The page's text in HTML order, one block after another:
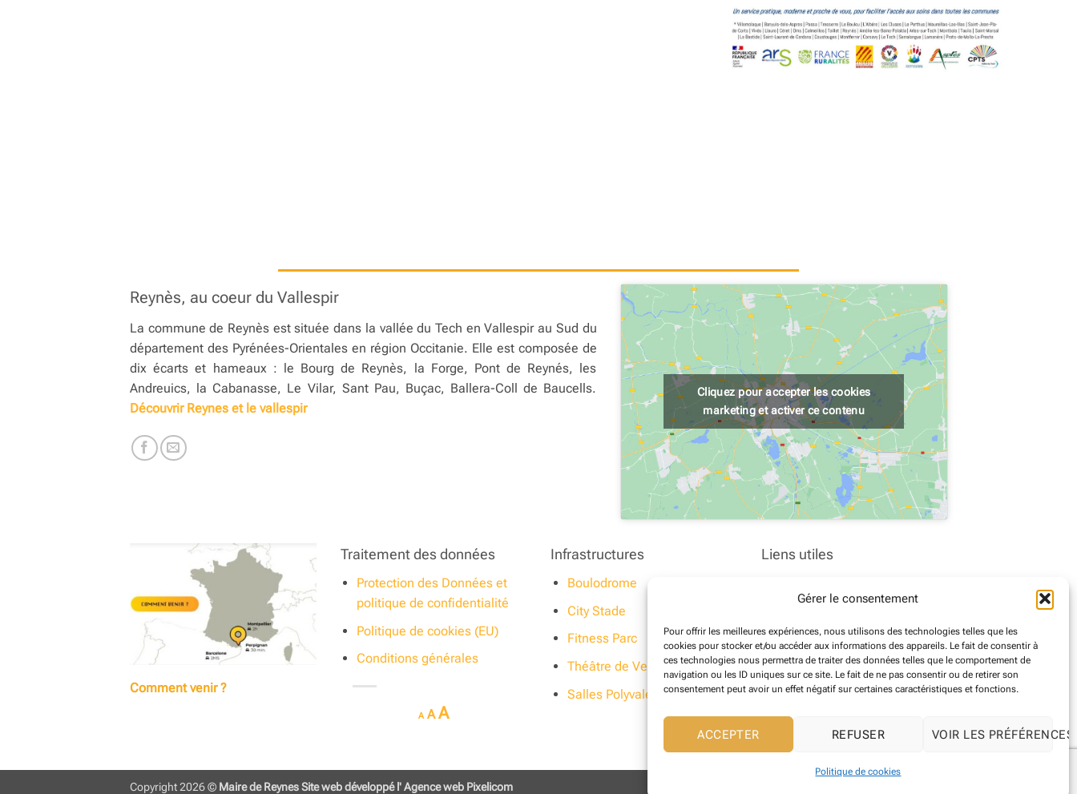
Gérer le consentement
Pour offrir les meilleures expériences, nous utilisons des technologies telles que les
cookies pour stocker et/ou accéder aux informations des appareils. Le fait de consentir à
ces technologies nous permettra de traiter des données telles que le comportement de
navigation ou les ID uniques sur ce site. Le fait de ne pas consentir ou de retirer son
consentement peut avoir un effet négatif sur certaines caractéristiques et fonctions.
ACCEPTER REFUSER VOIR LES PRÉFÉRENCES
Politique de cookies
Reynès, au coeur du Vallespir
La commune de Reynès est située dans la vallée du Tech en Vallespir au Sud du
département des Pyrénées-Orientales en région Occitanie. Elle est composée de
dix écarts et hameaux : le Bourg de Reynès, la Forge, Pont de Reynés, les
Andreuics, la Cabanasse, Le Vilar, Sant Pau, Buçac, Ballera-Coll de Baucells.
Découvrir Reynes et le vallespir
Cliquez pour accepter les cookies
marketing et activer ce contenu
Comment venir ?
Traitement des données
Protection des Données et
politique de confidentialité
Politique de cookies (EU)
Conditions générales
A
Decrease
font
AReset
AIncrease
size.
Infrastructures
Boulodrome
City Stade
Fitness Parc
Théâtre de Verdure
Salles Polyvalentes
Liens utiles
Marchés publics
Déchèterie
Communauté de Commune
Copyright 2026 © Maire de ReynesSite web développé l' Agence web Pixelicom